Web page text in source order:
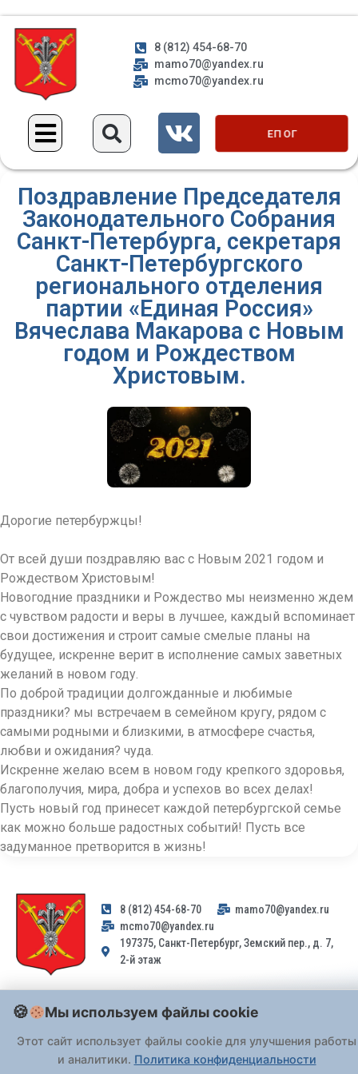
8 (812) 454-68-70
mamo70@yandex.ru
mcmo70@yandex.ru
ЕП ОГ
Поздравление Председателя
Законодательного Собрания
Санкт-Петербурга, секретаря
Санкт-Петербургского
регионального отделения
партии «Единая Россия»
Вячеслава Макарова с Новым
годом и Рождеством
Христовым.
Дорогие петербуржцы!
От всей души поздравляю вас с Новым 2021 годом и
Рождеством Христовым!
Новогодние праздники и Рождество мы неизменно ждем
с чувством радости и веры в лучшее, каждый вспоминает
свои достижения и строит самые смелые планы на
будущее, искренне верит в исполнение самых заветных
желаний в новом году.
По доброй традиции долгожданные и любимые
праздники? мы встречаем в семейном кругу, рядом с
самыми родными и близкими, в атмосфере счастья,
любви и ожидания? чуда.
Искренне желаю всем в новом году крепкого здоровья,
благополучия, мира, добра и успехов во всех делах!
Пусть новый год принесет каждой петербургской семье
как можно больше радостных событий! Пусть все
задуманное претворится в жизнь!
8 (812) 454-68-70
mamo70@yandex.ru
mcmo70@yandex.ru
197375, Санкт-Петербург, Земский пер., д. 7,
2-й этаж
адрес email, не могут быть рассмотрены на основании
принимаются только: по почте, через
портал «Госуслуги» (ЕПГУ)
или лично при предъявлении паспорта.
Мы используем файлы cookie
Этот сайт использует файлы cookie для улучшения работы
и аналитики. Политика конфиденциальности